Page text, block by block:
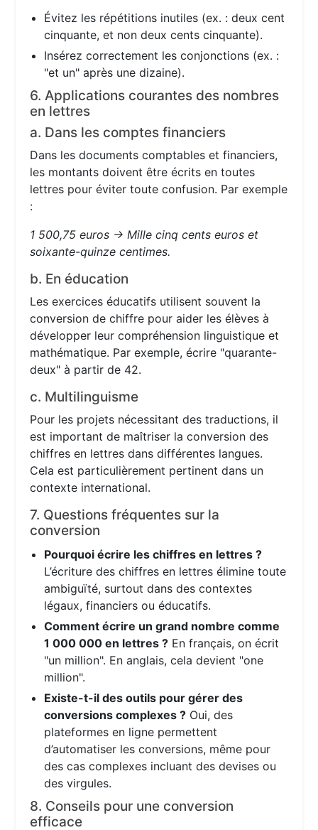
Évitez les répétitions inutiles (ex. : deux cent
cinquante, et non deux cents cinquante).
Insérez correctement les conjonctions (ex. :
"et un" après une dizaine).
6. Applications courantes des nombres
en lettres
a. Dans les comptes financiers
Dans les documents comptables et financiers,
les montants doivent être écrits en toutes
lettres pour éviter toute confusion. Par exemple
:
1 500,75 euros → Mille cinq cents euros et
soixante-quinze centimes.
b. En éducation
Les exercices éducatifs utilisent souvent la
conversion de chiffre pour aider les élèves à
développer leur compréhension linguistique et
mathématique. Par exemple, écrire "quarante-
deux" à partir de 42.
c. Multilinguisme
Pour les projets nécessitant des traductions, il
est important de maîtriser la conversion des
chiffres en lettres dans différentes langues.
Cela est particulièrement pertinent dans un
contexte international.
7. Questions fréquentes sur la
conversion
Pourquoi écrire les chiffres en lettres ?
L’écriture des chiffres en lettres élimine toute
ambiguïté, surtout dans des contextes
légaux, financiers ou éducatifs.
Comment écrire un grand nombre comme
1 000 000 en lettres ? En français, on écrit
"un million". En anglais, cela devient "one
million".
Existe-t-il des outils pour gérer des
conversions complexes ? Oui, des
plateformes en ligne permettent
d’automatiser les conversions, même pour
des cas complexes incluant des devises ou
des virgules.
8. Conseils pour une conversion
efficace